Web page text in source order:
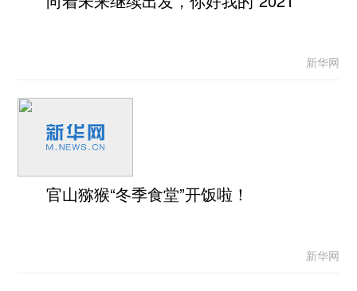
新华网
官山猕猴“冬季食堂”开饭啦！
新华网